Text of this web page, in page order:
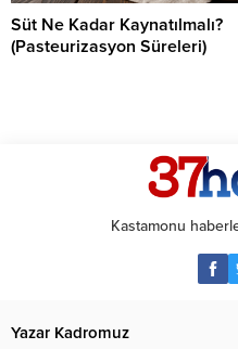
Süt Ne Kadar Kaynatılmalı?
(Pasteurizasyon Süreleri)
Kastamonu
Yazar Kadromuz